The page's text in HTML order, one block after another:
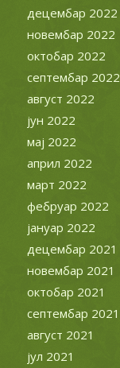
децембар 2022
новембар 2022
октобар 2022
септембар 2022
август 2022
јун 2022
мај 2022
април 2022
март 2022
фебруар 2022
јануар 2022
децембар 2021
новембар 2021
октобар 2021
септембар 2021
август 2021
јул 2021